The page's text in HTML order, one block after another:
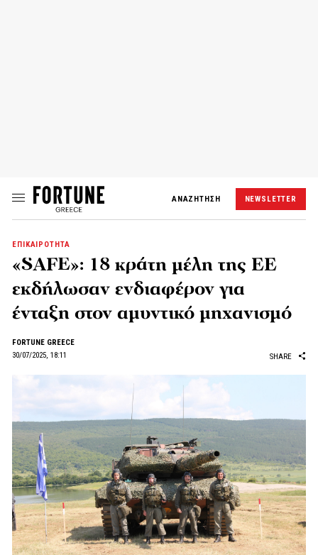
ΑΝΑΖΗΤΗΣΗ NEWSLETTER
ΕΠΙΚΑΙΡΟΤΗΤΑ
«SAFE»: 18 κράτη μέλη της ΕΕ
εκδήλωσαν ενδιαφέρον για
ένταξη στον αμυντικό μηχανισμό
FORTUNE GREECE
30/07/2025, 18:11
SHARE